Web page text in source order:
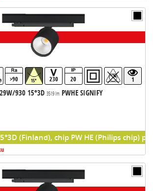
>90 15° 230 20 1
930 15°3D 3519 lmPWHE SIGNIFY
(Finland), chip PW HE (Philips chip)